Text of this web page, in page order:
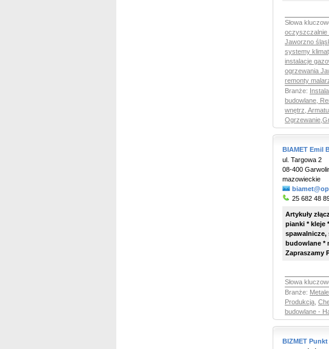
Słowa
oczyszczalnie
Jaworzno
systemy
instalacje
ogrzewania
remonty
Branże:
budowlane,
wnętrz,
BIAMET Emil
ul. Targowa 2
08-400
mazowieckie
25 682 48
Artykuły
pianki * kleje
spawalnicze,
budowlane *
Zapraszamy
Słowa
Branże:
Produkcja
budowlane -
BIZMET